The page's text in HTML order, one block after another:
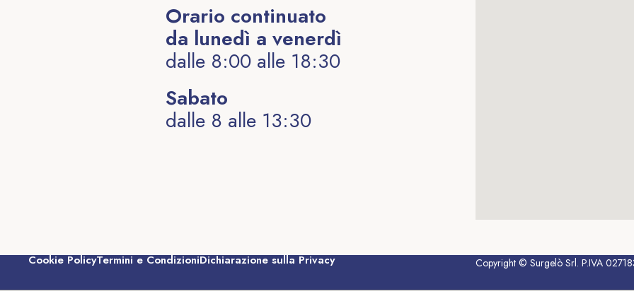
Orario continuato
da lunedì a venerdì
dalle 8:00 alle 18:30
Sabato
dalle 8 alle 13:30
Cookie PolicyTermini e CondizioniDichiarazione sulla Privacy Copyright © Surgelò Srl. P.IVA